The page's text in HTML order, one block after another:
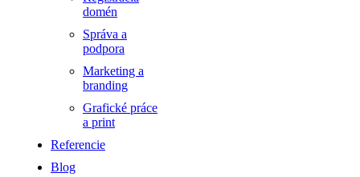
domén
Správa a
podpora
Marketing a
branding
Grafické práce
a print
Referencie
Blog